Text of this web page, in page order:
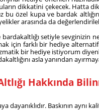
dikkatini çekecek.
bu özel kupa ve bardak
arasında da
setiyle
için farklı bir hediye
bir hediye istiyorum
asla yanından
Hakkında
dayanıklıdır. Baskının